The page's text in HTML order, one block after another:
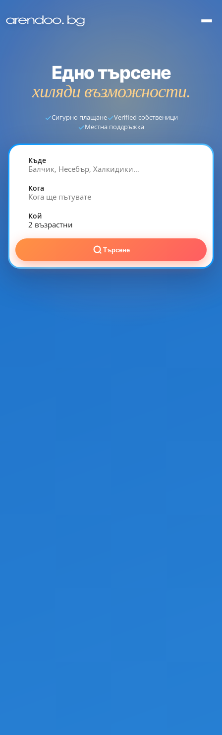
Едно търсене
хиляди възможности.
✓Сигурно плащане✓Verified собственици
✓Местна поддръжка
Къде
Балчик, Несебър, Халкидики…
Кога
Кога ще пътувате
Кой
2 възрастни
Търсене